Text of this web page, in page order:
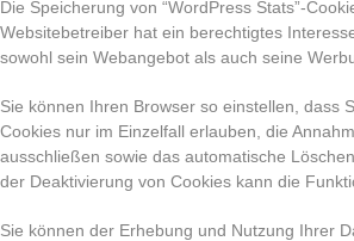
Die Speicherung von “WordPress Stats”-
Websitebetreiber hat ein berechtigtes
sowohl sein Webangebot als auch seine
Sie können Ihren Browser so einstellen, dass
Cookies nur im Einzelfall erlauben, die
ausschließen sowie das automatische
der Deaktivierung von Cookies kann die
Sie können der Erhebung und Nutzung Ihrer